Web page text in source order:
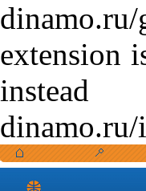
extension
dinamo.ru/